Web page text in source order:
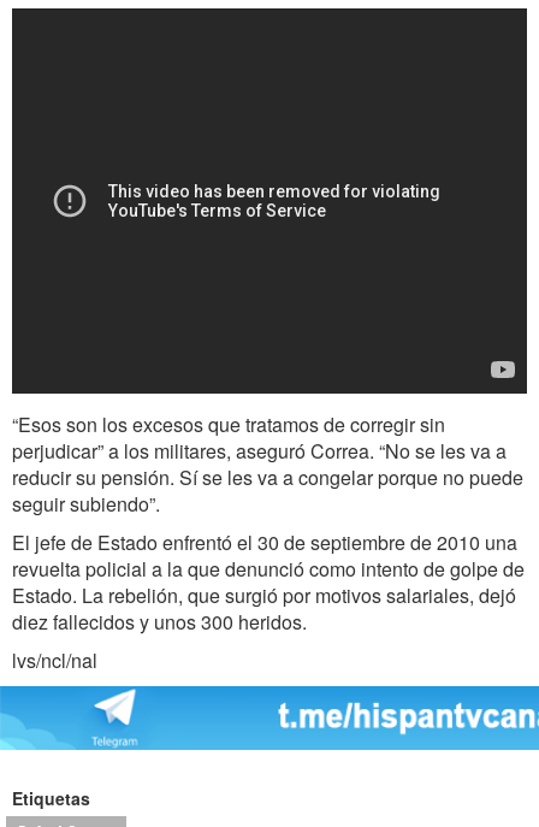
“Esos son los excesos que tratamos de corregir sin
perjudicar” a los militares, aseguró Correa. “No se les va a
reducir su pensión. Sí se les va a congelar porque no puede
seguir subiendo”.
El jefe de Estado enfrentó el 30 de septiembre de 2010 una
revuelta policial a la que denunció como intento de golpe de
Estado. La rebelión, que surgió por motivos salariales, dejó
diez fallecidos y unos 300 heridos.
lvs/ncl/nal
Etiquetas